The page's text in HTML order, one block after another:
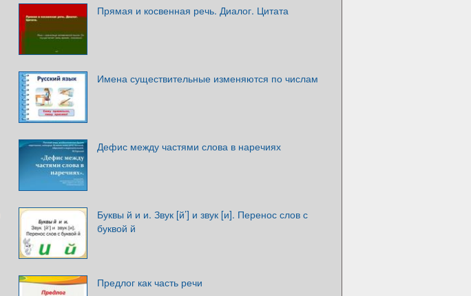
Прямая и косвенная речь. Диалог. Цитата
Имена существительные изменяются по числам
Дефис между частями слова в наречиях
Буквы й и и. Звук [й’] и звук [и]. Перенос слов с
буквой й
Предлог как часть речи